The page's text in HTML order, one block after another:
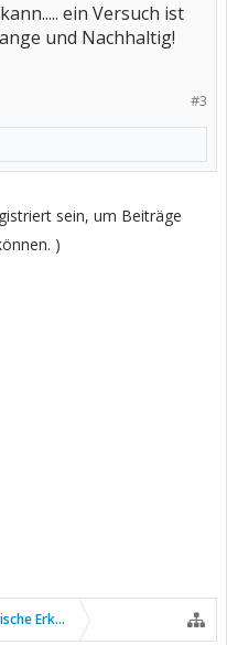
ein Versuch ist
und Nachhaltig!
#3
sein, um Beiträge
)
Erkrankungen